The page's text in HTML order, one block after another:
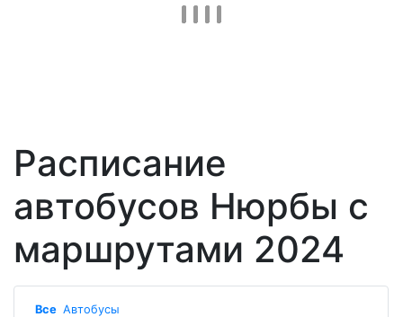
Расписание
автобусов Нюрбы с
маршрутами 2024
Все Автобусы